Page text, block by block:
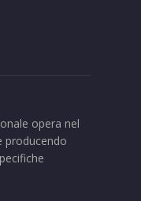
opera nel
producendo